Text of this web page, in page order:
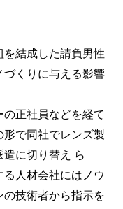
結成した請負男性
づくりに与える影響
正社員などを経て
形で同社でレンズ製
に切り替え ら
人材会社にはノウ
技術者から指示を